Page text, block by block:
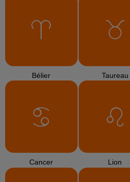
Bélier Taureau
Cancer Lion